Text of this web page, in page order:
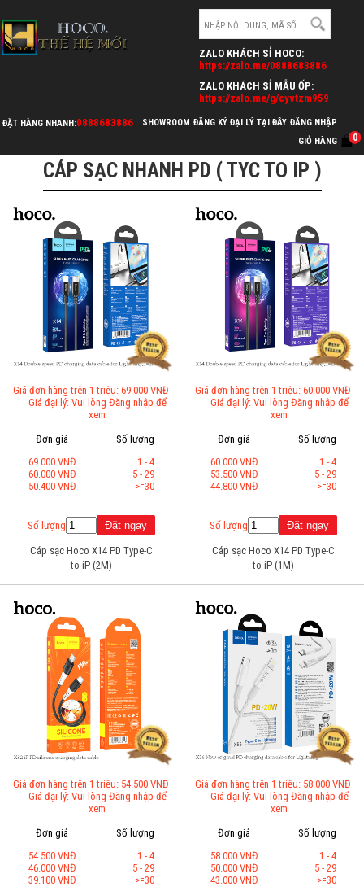
ZALO KHÁCH SỈ HOCO:
https://zalo.me/0888683886
ZALO KHÁCH SỈ MẪU ỐP:
https://zalo.me/g/cyvtzm959
ĐẶT HÀNG NHANH:0888683886 SHOWROOM ĐĂNG KÝ ĐẠI LÝ TẠI ĐÂY ĐĂNG NHẬP
GIỎ HÀNG
0
CÁP SẠC NHANH PD ( TYC TO IP )
Giá đơn hàng trên 1 triệu: 69.000 VNĐ
Giá đại lý: Vui lòng Đăng nhập để
xem
Đơn giá
69.000 VNĐ
60.000 VNĐ
50.400 VNĐ
Số lượng
1 - 4
5 - 29
>=30
Số lượng
Cáp sạc Hoco X14 PD Type-C
to iP (2M)
Giá đơn hàng trên 1 triệu: 60.000 VNĐ
Giá đại lý: Vui lòng Đăng nhập để
xem
Đơn giá
60.000 VNĐ
53.500 VNĐ
44.800 VNĐ
Số lượng
1 - 4
5 - 29
>=30
Số lượng
Cáp sạc Hoco X14 PD Type-C
to iP (1M)
Giá đơn hàng trên 1 triệu: 54.500 VNĐ
Giá đại lý: Vui lòng Đăng nhập để
xem
Đơn giá
54.500 VNĐ
46.000 VNĐ
39.100 VNĐ
Số lượng
1 - 4
5 - 29
>=30
Giá đơn hàng trên 1 triệu: 58.000 VNĐ
Giá đại lý: Vui lòng Đăng nhập để
xem
Đơn giá
58.000 VNĐ
50.000 VNĐ
43.000 VNĐ
Số lượng
1 - 4
5 - 29
>=30